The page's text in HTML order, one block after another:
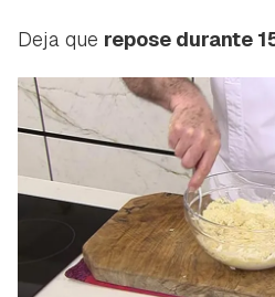
Deja que repose durante